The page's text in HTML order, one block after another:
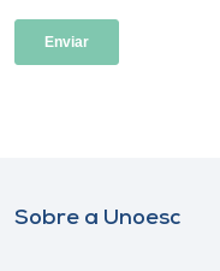
Sobre a Unoesc